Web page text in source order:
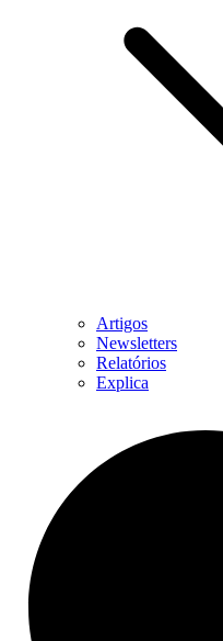
Artigos
Newsletters
Relatórios
Explica